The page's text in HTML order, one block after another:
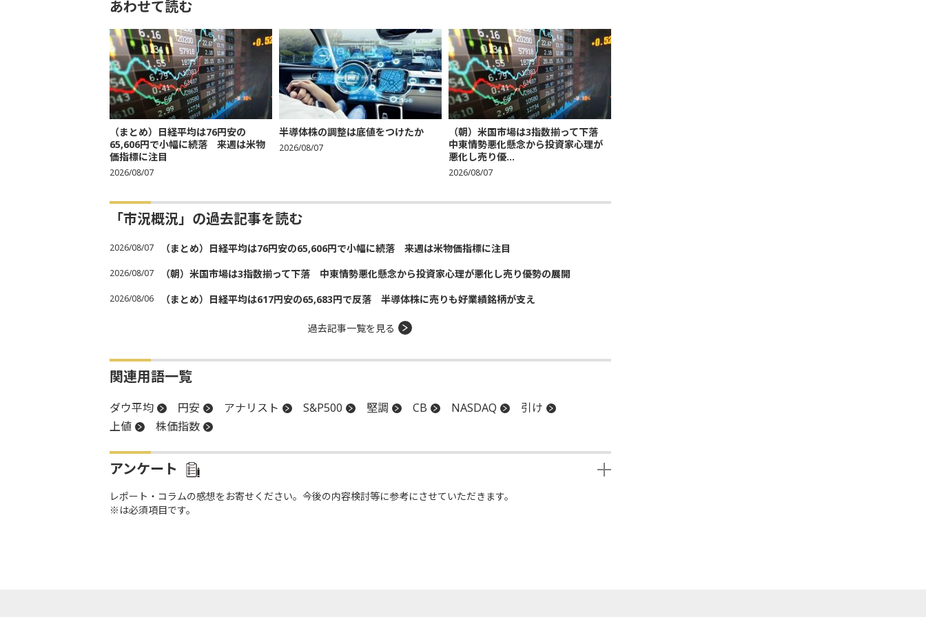
あわせて読む
（まとめ）日経平均は76円安の
65,606円で小幅に続落 来週は米物
価指標に注目
2026/08/07
半導体株の調整は底値をつけたか
2026/08/07
（朝）米国市場は3指数揃って下落
中東情勢悪化懸念から投資家心理が
悪化し売り優...
2026/08/07
「市況概況」の過去記事を読む
2026/08/07 （まとめ）日経平均は76円安の65,606円で小幅に続落 来週は米物価指標に注目
2026/08/07 （朝）米国市場は3指数揃って下落 中東情勢悪化懸念から投資家心理が悪化し売り優勢の展開
2026/08/06 （まとめ）日経平均は617円安の65,683円で反落 半導体株に売りも好業績銘柄が支え
過去記事一覧を見る
関連用語一覧
ダウ平均 円安 アナリスト S&P500 堅調 CB NASDAQ
引け
上値
株価指数
アンケート
レポート・コラムの感想をお寄せください。今後の内容検討等に参考にさせていただきます。
※は必須項目です。